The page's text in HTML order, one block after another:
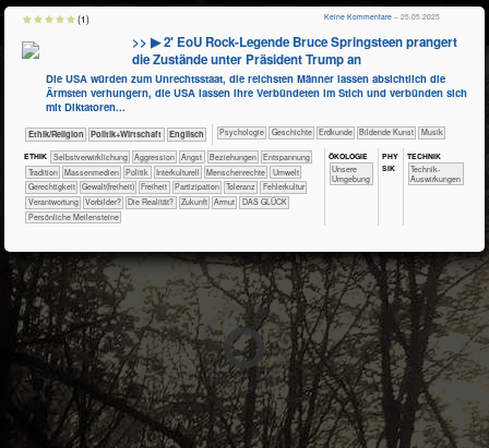
>> ▶ 2′ EoU Rock-Legende Bruce Springsteen prangert
die Zustände unter Präsident Trump an
Die USA würden zum Unrechtsstaat, die reichsten Männer lassen absichtlich die
Ärmsten verhungern, die USA lassen ihre Verbündeten im Stich und verbünden sich
mit Diktatoren...
​​​​​​​​​​Ethik/​Religion ​​​​​​​​​Politik+​Wirtschaft ​​​Englisch ​​​​​​​​​​Psychologie ​​​​​​​​Geschichte ​​​​​Erdkunde Bildende Kunst Musik
ETHIK ​​​​​​​​​​​​​​​​​​​​​​​​​​​​​​​​​​​​​​​​Selbst­verwirklichung ​​​​​​​​​​​​​Aggression ​​​​​​​​​​​​​Angst ​​​​​​​​​​​​​Beziehungen
​​​​​​​​​​​​​Entspannung
​​​​​​​​​​​Tradition
​​​​​​​​​Massenmedien ​​​​​​​​​Politik ​​​​​​​​Interkulturell ​​​​​​​Menschenrechte
​​​​​Umwelt
​​​​Gerechtigkeit
​​​​Gewalt(freiheit) ​​​Freiheit ​​​Partizipation ​​​Toleranz
​​Fehlerkultur
​​Verantwortung
​​Vorbilder? ​Die Realität? ​Zukunft Armut
DAS GLÜCK
Persönliche Meilensteine
ÖKO​LOGIE
​​​​​​​​​​​​​Unsere
Umgebung
PHY​
SIK
TECH​NIK
​​​​​​Technik-
Auswirkungen
Keine Kommentare – 25.05.2025
(1)
3